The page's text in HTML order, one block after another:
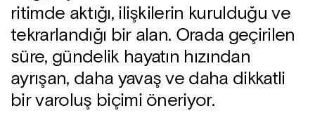
ritimde aktığı, ilişkilerin kurulduğu ve
tekrarlandığı bir alan. Orada geçirilen
süre, gündelik hayatın hızından
ayrışan, daha yavaş ve daha dikkatli
bir varoluş biçimi öneriyor.